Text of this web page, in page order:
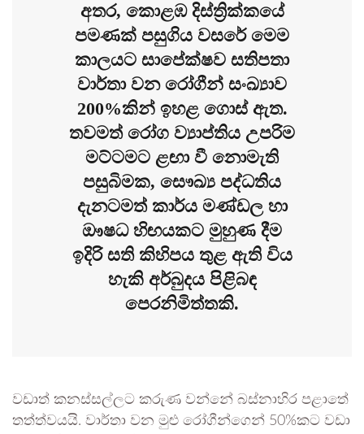
අතර, කොළඹ දිස්ත්‍රික්කයේ
පමණක් පසුගිය වසරේ මෙම
කාලයට සාපේක්ෂව සතිපතා
වාර්තා වන රෝගීන් සංඛ්‍යාව
200%කින් ඉහළ ගොස් ඇත.
තවමත් රෝග ව්‍යාප්තිය උපරිම
මට්ටමට ළඟා වී නොමැති
පසුබිමක, සෞඛ්‍ය පද්ධතිය
දැනටමත් කාර්ය මණ්ඩල හා
ඖෂධ හිඟයකට මුහුණ දීම
ඉදිරි සති කිහිපය තුළ ඇති විය
හැකි අර්බුදය පිළිබඳ
පෙරනිමිත්තකි.
වඩාත් කනස්සල්ලට කරුණ වන්නේ බස්නාහිර පළාතේ
තත්ත්වයයි. වාර්තා වන මුළු රෝගීන්ගෙන් 50%කට වඩා